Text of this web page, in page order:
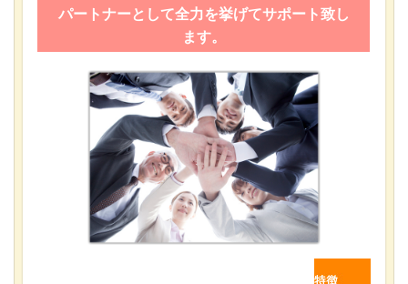
パートナーとして全力を挙げてサポート致し
ます。